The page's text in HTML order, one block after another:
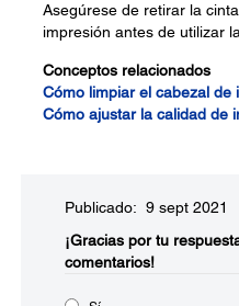
Asegúrese de retirar la
impresión antes de utilizar
Conceptos relacionados
Cómo limpiar el cabezal de
Cómo ajustar la calidad de
Publicado: 9 sept 2021
¡Gracias por tu
comentarios!